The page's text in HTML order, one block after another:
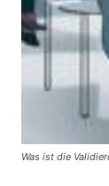
Was ist die